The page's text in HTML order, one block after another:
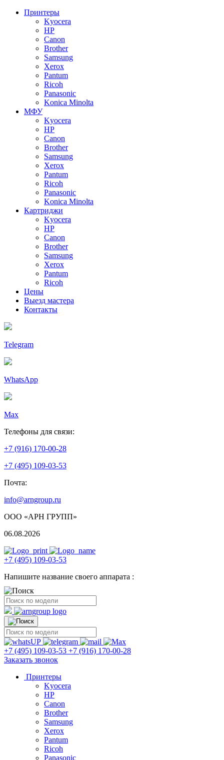
Принтеры
Kyocera
HP
Canon
Brother
Samsung
Xerox
Pantum
Ricoh
Panasonic
Konica Minolta
МФУ
Kyocera
HP
Canon
Brother
Samsung
Xerox
Pantum
Ricoh
Panasonic
Konica Minolta
Картриджи
Kyocera
HP
Canon
Brother
Samsung
Xerox
Pantum
Ricoh
Цены
Выезд мастера
Контакты
Telegram
WhatsApp
Max
Телефоны для связи:
+7 (916) 170-00-28
+7 (495) 109-03-53
Почта:
info@arngroup.ru
ООО «АРН ГРУПП»
06.08.2026
+7 (495) 109-03-53
Напишите название своего аппарата :
+7 (495) 109-03-53 +7 (916) 170-00-28
Заказать звонок
Принтеры
Kyocera
HP
Canon
Brother
Samsung
Xerox
Pantum
Ricoh
Panasonic